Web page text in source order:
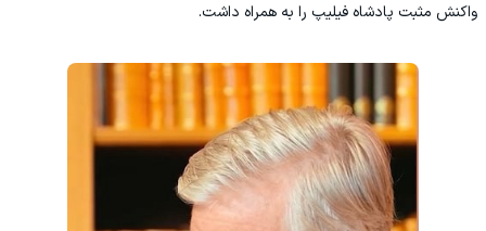
واکنش مثبت پادشاه فیلیپ را به همراه داشت.